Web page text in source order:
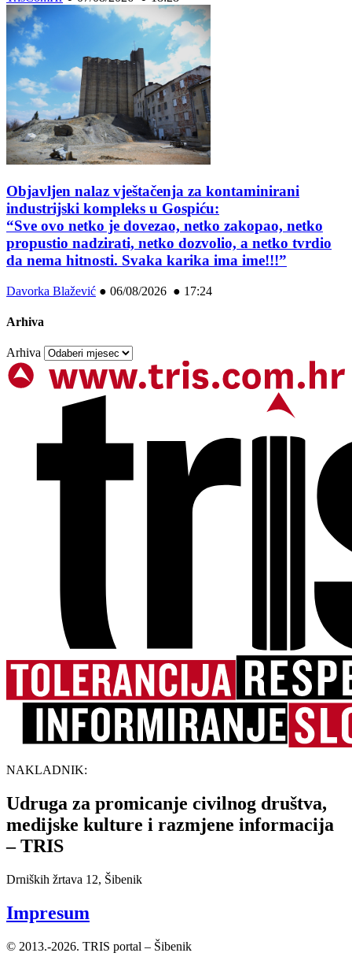
Objavljen nalaz vještačenja za kontaminirani
industrijski kompleks u Gospiću:
“Sve ovo netko je dovezao, netko zakopao, netko
propustio nadzirati, netko dozvolio, a netko tvrdio
da nema hitnosti. Svaka karika ima ime!!!”
Davorka Blažević ● 06/08/2026 ● 17:24
Arhiva
Arhiva
NAKLADNIK:
Udruga za promicanje civilnog društva,
medijske kulture i razmjene informacija
– TRIS
Drniških žrtava 12, Šibenik
Impresum
© 2013.-2026. TRIS portal – Šibenik